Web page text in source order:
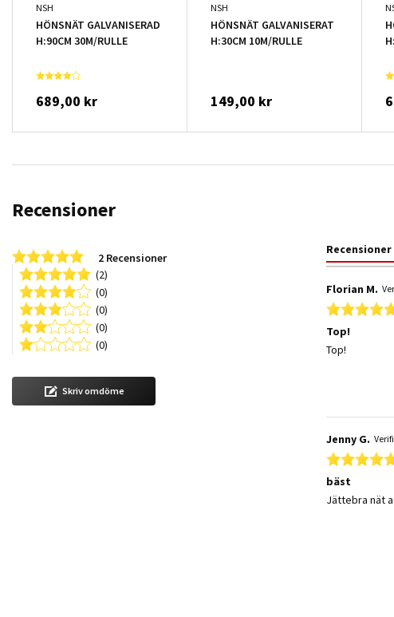
NSH
HÖNSNÄT GALVANISERAD
H:90CM 30M/RULLE
689,00 kr
NSH
HÖNSNÄT GALVANISERAT
H:30CM 10M/RULLE
149,00 kr
Recensioner
5.0 star rating
2 Recensioner
(2)
(0)
(0)
(0)
(0)
Skriv omdöme
Recensioner
Florian M.
Top!
Review by
review stating
Top!
Jenny G.
bäst
Review by
review
Jättebra nät